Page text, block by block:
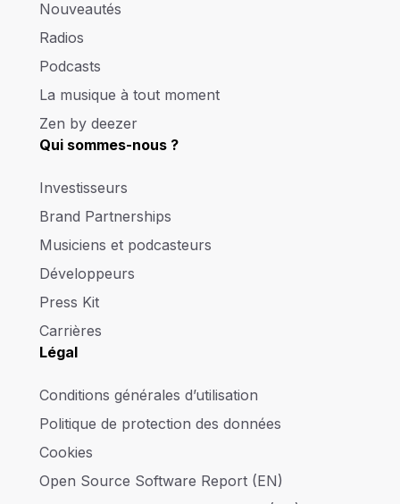
Nouveautés
Radios
Podcasts
La musique à tout moment
Zen by deezer
Qui sommes-nous ?
Investisseurs
Brand Partnerships
Musiciens et podcasteurs
Développeurs
Press Kit
Carrières
Légal
Conditions générales d’utilisation
Politique de protection des données
Cookies
Open Source Software Report (EN)